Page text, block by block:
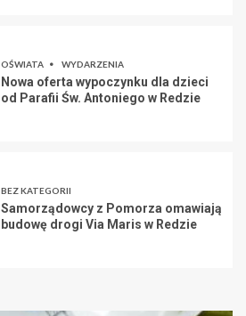
OŚWIATA WYDARZENIA
Nowa oferta wypoczynku dla dzieci
od Parafii Św. Antoniego w Redzie
BEZ KATEGORII
Samorządowcy z Pomorza omawiają
budowę drogi Via Maris w Redzie